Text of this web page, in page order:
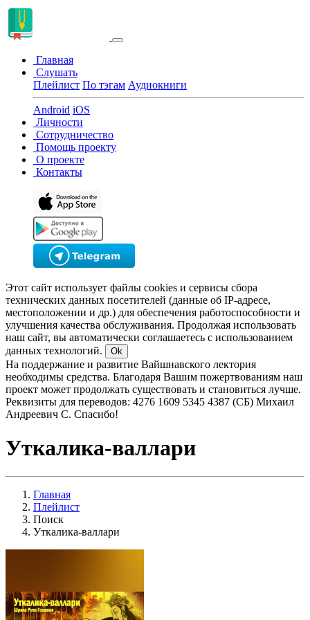
Главная
Слушать
Плейлист По тэгам Аудиокниги
Android iOS
Личности
Сотрудничество
Помощь проекту
О проекте
Контакты
Этот сайт использует файлы cookies и сервисы сбора
технических данных посетителей (данные об IP-адресе,
местоположении и др.) для обеспечения работоспособности и
улучшения качества обслуживания. Продолжая использовать
наш сайт, вы автоматически соглашаетесь с использованием
данных технологий.
Ok
На поддержание и развитие Вайшнавского лектория
необходимы средства. Благодаря Вашим пожертвованиям наш
проект может продолжать существовать и становиться лучше.
Реквизиты для переводов: 4276 1609 5345 4387 (СБ) Михаил
Андреевич С. Спасибо!
Уткалика-валлари
Главная
Плейлист
Поиск
Уткалика-валлари